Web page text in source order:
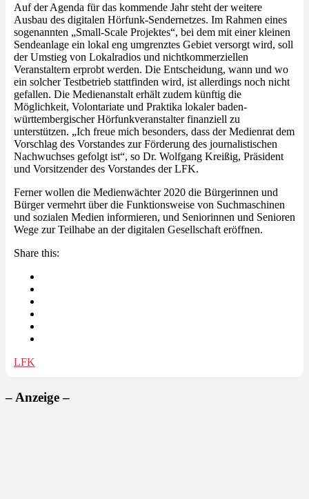
Auf der Agenda für das kommende Jahr steht der weitere
Ausbau des digitalen Hörfunk-Sendernetzes. Im Rahmen eines
sogenannten „Small-Scale Projektes“, bei dem mit einer kleinen
Sendeanlage ein lokal eng umgrenztes Gebiet versorgt wird, soll
der Umstieg von Lokalradios und nichtkommerziellen
Veranstaltern erprobt werden. Die Entscheidung, wann und wo
ein solcher Testbetrieb stattfinden wird, ist allerdings noch nicht
gefallen. Die Medienanstalt erhält zudem künftig die
Möglichkeit, Volontariate und Praktika lokaler baden-
württembergischer Hörfunkveranstalter finanziell zu
unterstützen. „Ich freue mich besonders, dass der Medienrat dem
Vorschlag des Vorstandes zur Förderung des journalistischen
Nachwuchses gefolgt ist“, so Dr. Wolfgang Kreißig, Präsident
und Vorsitzender des Vorstandes der LFK.
Ferner wollen die Medienwächter 2020 die Bürgerinnen und
Bürger vermehrt über die Funktionsweise von Suchmaschinen
und sozialen Medien informieren, und Seniorinnen und Senioren
Wege zur Teilhabe an der digitalen Gesellschaft eröffnen.
Share this:
LFK
– Anzeige –